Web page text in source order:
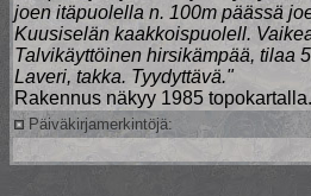
joen itäpuolella n. 100m päässä
Kuusiselän kaakkoispuolell.
Talvikäyttöinen hirsikämpää, tilaa
Laveri, takka. Tyydyttävä."
Rakennus näkyy 1985 topokartalla.
Päiväkirjamerkintöjä: